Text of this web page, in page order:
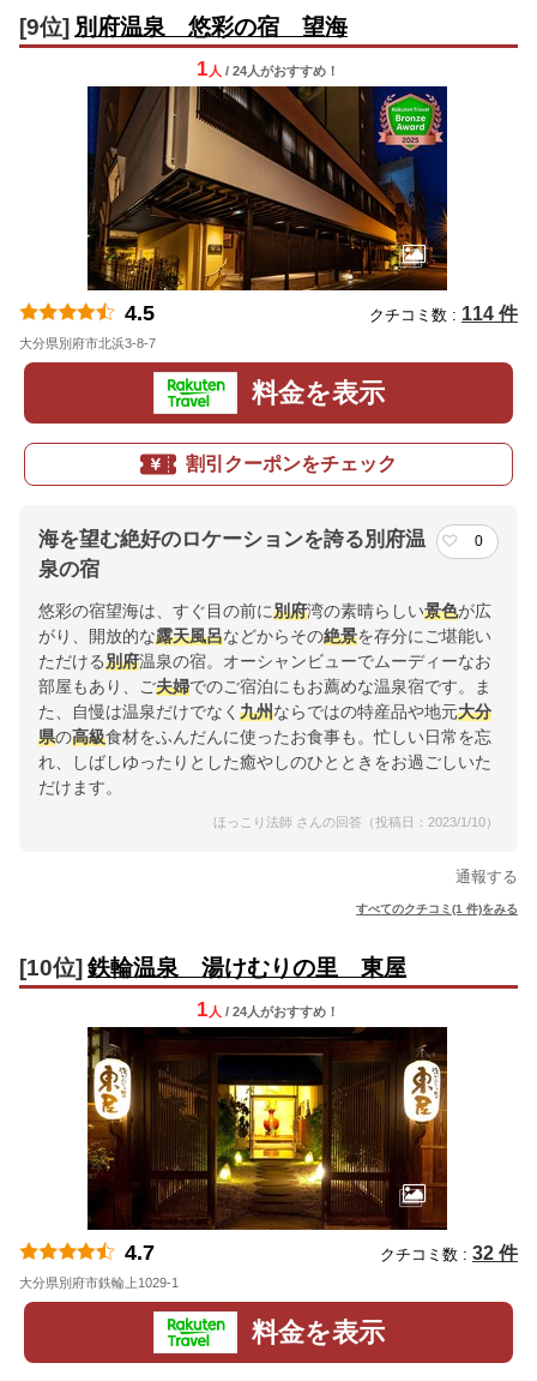
[9位] 別府温泉 悠彩の宿 望海
1 人 / 24人がおすすめ！
4.5 クチコミ数 : 114 件
大分県別府市北浜3-8-7
料金を表示
割引クーポンをチェック
海を望む絶好のロケーションを誇る別府温
泉の宿
0
悠彩の宿望海は、すぐ目の前に別府湾の素晴らしい景色が広
がり、開放的な露天風呂などからその絶景を存分にご堪能い
ただける別府温泉の宿。オーシャンビューでムーディーなお
部屋もあり、ご夫婦でのご宿泊にもお薦めな温泉宿です。ま
た、自慢は温泉だけでなく 九州ならではの特産品や地元大分
県の高級食材をふんだんに使ったお食事も。忙しい日常を忘
れ、しばしゆったりとした癒やしのひとときをお過ごしいた
だけます。
ほっこり法師 さんの回答（投稿日：2023/1/10）
通報する
すべてのクチコミ(1 件)をみる
[10位] 鉄輪温泉 湯けむりの里 東屋
1 人 / 24人がおすすめ！
4.7 クチコミ数 : 32 件
大分県別府市鉄輪上1029-1
料金を表示